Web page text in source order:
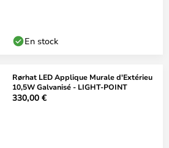
En stock
Rørhat LED Applique Murale d'Extérieu
10,5W Galvanisé - LIGHT-POINT
330,00 €